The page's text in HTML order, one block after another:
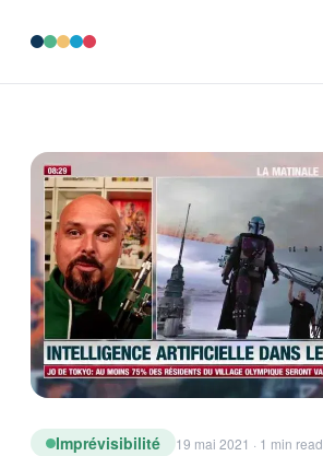
Imprévisibilité 19 mai 2021 · 1 min read